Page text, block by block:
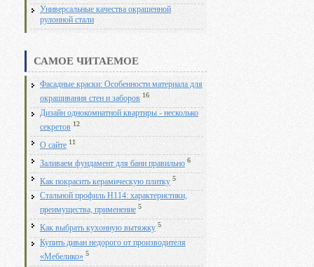
Универсальные качества окрашенной
рулонной стали
САМОЕ ЧИТАЕМОЕ
Фасадные краски: Особенности материала для
окрашивания стен и заборов 16
Дизайн однокомнатной квартиры - несколько
секретов 12
О сайте 11
Заливаем фундамент для бани правильно 6
Как покрасить керамическую плитку 5
Стальной профиль Н114: характеристики,
преимущества, применение 5
Как выбрать кухонную вытяжку 5
Купить диван недорого от производителя
«Мебелико» 5